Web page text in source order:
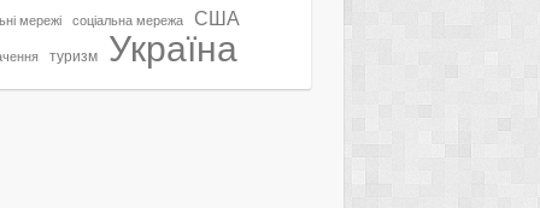
мережі соціальна мережа США
туризм Україна